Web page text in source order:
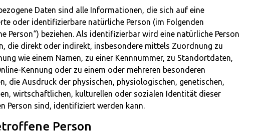
Daten sind alle Informationen, die sich auf eine
oder identifizierbare natürliche Person (im Folgenden
Person“) beziehen. Als identifizierbar wird eine natürliche Person
die direkt oder indirekt, insbesondere mittels Zuordnung zu
wie einem Namen, zu einer Kennnummer, zu Standortdaten,
Kennung oder zu einem oder mehreren besonderen
die Ausdruck der physischen, physiologischen, genetischen,
wirtschaftlichen, kulturellen oder sozialen Identität dieser
Person sind, identifiziert werden kann.
Person